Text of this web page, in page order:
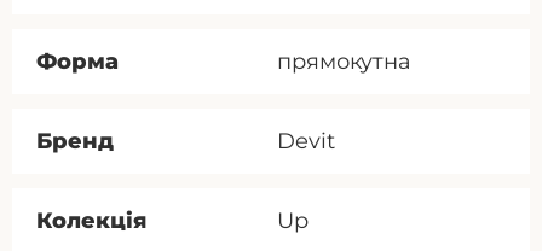
Форма прямокутна
Бренд Devit
Колекція Up